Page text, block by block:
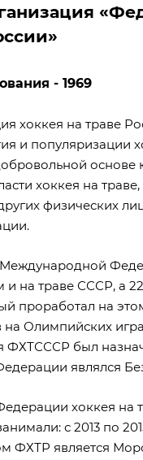
- 1969
на траве
и популяризации
хоккея на
физических
на траве СССР, а
проработал на
Олимпийских
ФХТСССР был
являлся
хоккея на
с 2013 по
ФХТР является